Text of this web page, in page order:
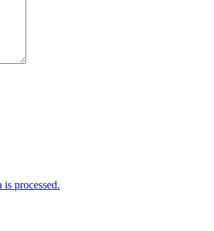
processed.